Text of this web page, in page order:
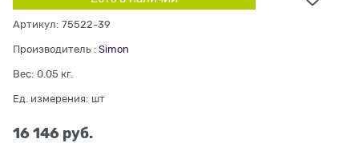
Артикул: 75522-39
Производитель : Simon
Вес: 0.05 кг.
Ед. измерения: шт
16 146 руб.